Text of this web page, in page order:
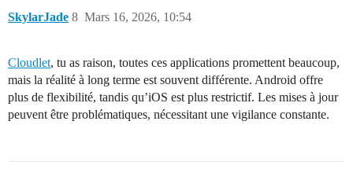
SkylarJade Mars 16, 2026, 10:54
8
Cloudlet, tu as raison, toutes ces applications promettent beaucoup,
mais la réalité à long terme est souvent différente. Android offre
plus de flexibilité, tandis qu’iOS est plus restrictif. Les mises à jour
peuvent être problématiques, nécessitant une vigilance constante.